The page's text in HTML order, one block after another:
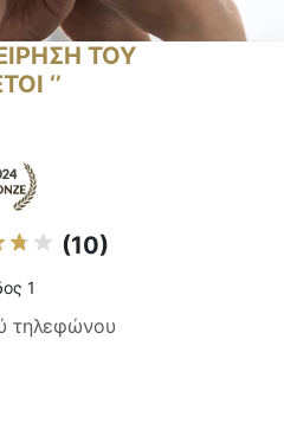
ΤΟΥ
‘’
(10)
1
τηλεφώνου